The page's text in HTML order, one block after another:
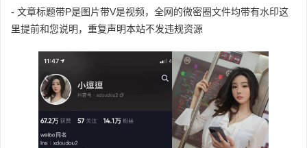
- 文章标题带P是图片带V是视频，全网的微密圈文件均带有水印这
里提前和您说明，重复声明本站不发违规资源